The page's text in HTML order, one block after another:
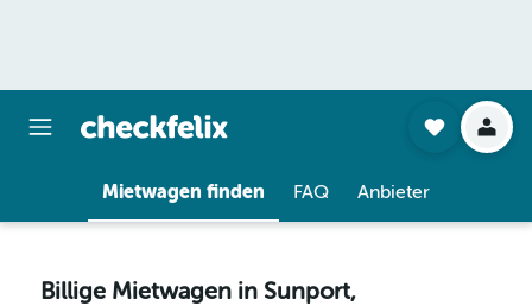
Mietwagen finden FAQ Anbieter
Billige Mietwagen in Sunport,